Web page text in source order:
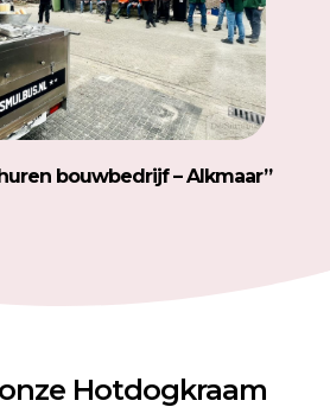
bouwbedrijf – Alkmaar”
Hotdogkraam